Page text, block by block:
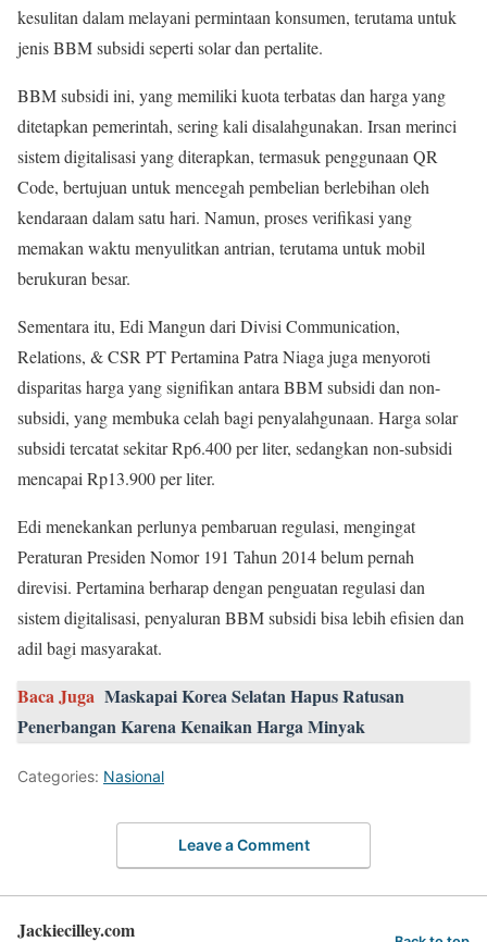
kesulitan dalam melayani permintaan konsumen, terutama untuk
jenis BBM subsidi seperti solar dan pertalite.
BBM subsidi ini, yang memiliki kuota terbatas dan harga yang
ditetapkan pemerintah, sering kali disalahgunakan. Irsan merinci
sistem digitalisasi yang diterapkan, termasuk penggunaan QR
Code, bertujuan untuk mencegah pembelian berlebihan oleh
kendaraan dalam satu hari. Namun, proses verifikasi yang
memakan waktu menyulitkan antrian, terutama untuk mobil
berukuran besar.
Sementara itu, Edi Mangun dari Divisi Communication,
Relations, & CSR PT Pertamina Patra Niaga juga menyoroti
disparitas harga yang signifikan antara BBM subsidi dan non-
subsidi, yang membuka celah bagi penyalahgunaan. Harga solar
subsidi tercatat sekitar Rp6.400 per liter, sedangkan non-subsidi
mencapai Rp13.900 per liter.
Edi menekankan perlunya pembaruan regulasi, mengingat
Peraturan Presiden Nomor 191 Tahun 2014 belum pernah
direvisi. Pertamina berharap dengan penguatan regulasi dan
sistem digitalisasi, penyaluran BBM subsidi bisa lebih efisien dan
adil bagi masyarakat.
Baca Juga Maskapai Korea Selatan Hapus Ratusan
Penerbangan Karena Kenaikan Harga Minyak
Categories: Nasional
Leave a Comment
Jackiecilley.com